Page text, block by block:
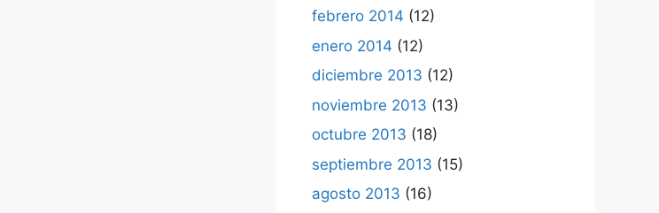
febrero 2014 (12)
enero 2014 (12)
diciembre 2013 (12)
noviembre 2013 (13)
octubre 2013 (18)
septiembre 2013 (15)
agosto 2013 (16)